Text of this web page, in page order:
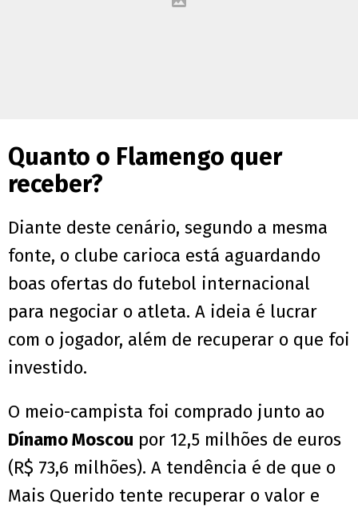
Quanto o Flamengo quer
receber?
Diante deste cenário, segundo a mesma
fonte, o clube carioca está aguardando
boas ofertas do futebol internacional
para negociar o atleta. A ideia é lucrar
com o jogador, além de recuperar o que foi
investido.
O meio-campista foi comprado junto ao
Dínamo Moscou por 12,5 milhões de euros
(R$ 73,6 milhões). A tendência é de que o
Mais Querido tente recuperar o valor e